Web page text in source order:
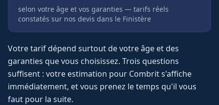
selon votre âge et vos garanties — tarifs réels
constatés sur nos devis dans le Finistère
Votre tarif dépend surtout de votre âge et des
garanties que vous choisissez. Trois questions
suffisent : votre estimation pour Combrits'affiche
immédiatement, et vous prenez le temps qu'il vous
faut pour la suite.